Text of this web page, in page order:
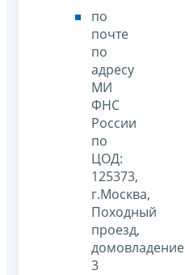
по
почте
по
адресу
МИ
ФНС
России
по
ЦОД:
125373,
г.Москва,
Походный
проезд,
домовладение
3